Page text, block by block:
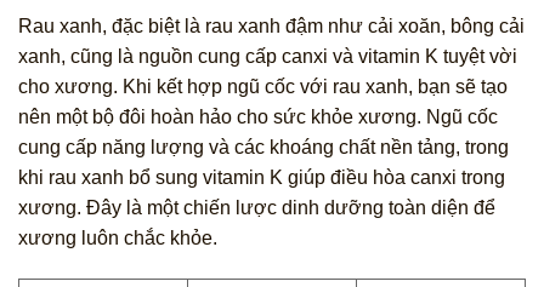
Rau xanh, đặc biệt là rau xanh đậm như cải xoăn, bông cải
xanh, cũng là nguồn cung cấp canxi và vitamin K tuyệt vời
cho xương. Khi kết hợp ngũ cốc với rau xanh, bạn sẽ tạo
nên một bộ đôi hoàn hảo cho sức khỏe xương. Ngũ cốc
cung cấp năng lượng và các khoáng chất nền tảng, trong
khi rau xanh bổ sung vitamin K giúp điều hòa canxi trong
xương. Đây là một chiến lược dinh dưỡng toàn diện để
xương luôn chắc khỏe.